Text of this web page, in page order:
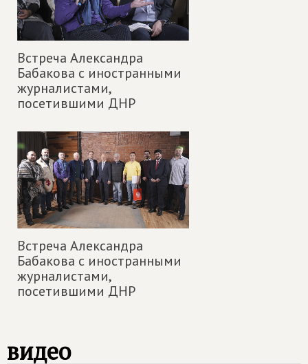
Встреча Александра
Бабакова с иностранными
журналистами,
посетившими ДНР
Встреча Александра
Бабакова с иностранными
журналистами,
посетившими ДНР
видео